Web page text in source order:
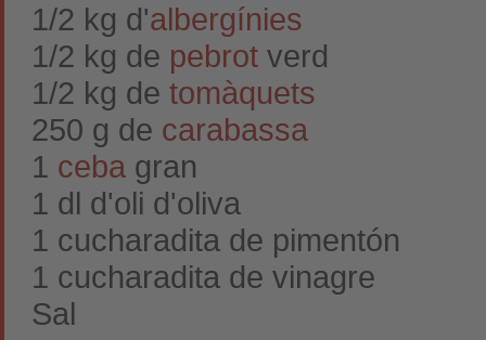
1/2 kg d'albergínies
1/2 kg de pebrot verd
1/2 kg de tomàquets
250 g de carabassa
1 ceba gran
1 dl d'oli d'oliva
1 cucharadita de pimentón
1 cucharadita de vinagre
Sal